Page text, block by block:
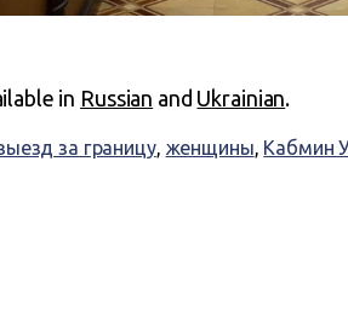
in Russian and Ukrainian.
за границу, женщины, Кабмин